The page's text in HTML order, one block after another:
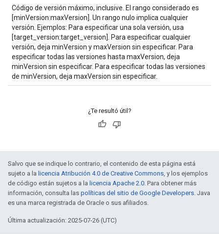
Código de versión máximo, inclusive. El rango considerado es
[minVersion:maxVersion]. Un rango nulo implica cualquier
versión. Ejemplos: Para especificar una sola versión, usa
[target_version:target_version]. Para especificar cualquier
versión, deja minVersion y maxVersion sin especificar. Para
especificar todas las versiones hasta maxVersion, deja
minVersion sin especificar. Para especificar todas las versiones
de minVersion, deja maxVersion sin especificar.
¿Te resultó útil?
Salvo que se indique lo contrario, el contenido de esta página está
sujeto a la licencia Atribución 4.0 de Creative Commons, y los ejemplos
de código están sujetos a la licencia Apache 2.0. Para obtener más
información, consulta las políticas del sitio de Google Developers. Java
es una marca registrada de Oracle o sus afiliados.
Última actualización: 2025-07-26 (UTC)